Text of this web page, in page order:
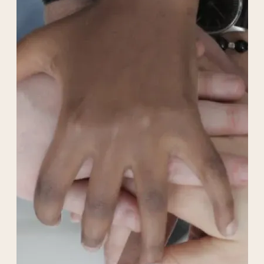
ballon sonore sous des cordes tendues à
hauteur de 40 cm. Ce sport, accessible à
tous les âges, développe la coordination, les
réflexes, et l’esprit d’équipe dans une
ambiance conviviale.
Le Goalball : un sport paralympique
d’excellence
Le goalball, discipline officielle des Jeux
Paralympiques, est une activité sportive de
haut niveau qui s’adresse exclusivement aux
personnes déficientes visuelles. Chaque
équipe, composée de trois joueurs, tente de
marquer des points en envoyant un ballon
sonore dans les filets adverses. Ce sport, qui